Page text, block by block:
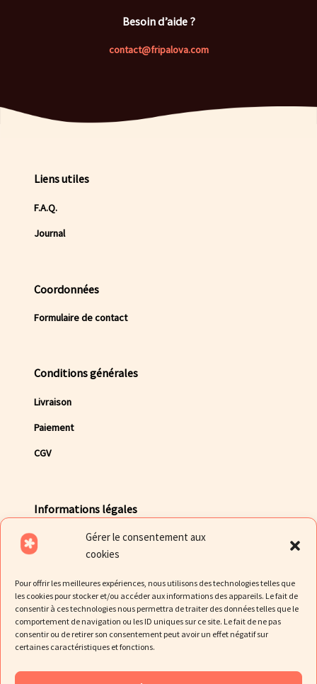
Gérer le consentement aux
cookies
Pour offrir les meilleures expériences, nous utilisons des technologies telles que
les cookies pour stocker et/ou accéder aux informations des appareils. Le fait de
consentir à ces technologies nous permettra de traiter des données telles que le
comportement de navigation ou les ID uniques sur ce site. Le fait de ne pas
consentir ou de retirer son consentement peut avoir un effet négatif sur
certaines caractéristiques et fonctions.
Besoin d’aide ?
contact@fripalova.com
Liens utiles
F.A.Q.
Journal
Coordonnées
Formulaire de contact
Conditions générales
Livraison
Paiement
CGV
Informations légales
Mentions légales
Politique de cookies